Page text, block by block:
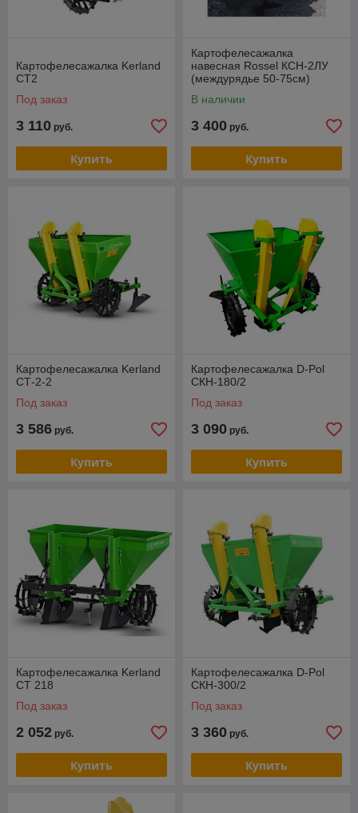
Картофелесажалка Kerland
СТ2
Под заказ
3 110 руб.
Купить
Картофелесажалка
навесная Rossel КСН-2ЛУ
(междурядье 50-75см)
В наличии
3 400 руб.
Купить
Картофелесажалка Kerland
СТ-2-2
Под заказ
3 586 руб.
Купить
Картофелесажалка D-Pol
СКН-180/2
Под заказ
3 090 руб.
Купить
Картофелесажалка Kerland
CT 218
Под заказ
2 052 руб.
Купить
Картофелесажалка D-Pol
СКН-300/2
Под заказ
3 360 руб.
Купить